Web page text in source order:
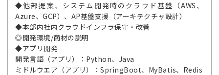
◆他部提案、システム開発時のクラウド基盤（AWS、
Azure、GCP）、AP基盤支援（アーキテクチャ設計）
◆本部内社内クラウドインフラ保守・改善
◎開発環境/商材の説明
◆アプリ開発
開発言語（アプリ）：Python、Java
ミドルウエア（アプリ）：SpringBoot、MyBatis、Redis